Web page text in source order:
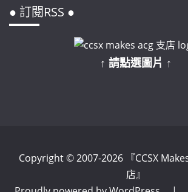
● 訂閱RSS ●
↑ 請點選圖片 ↑
Copyright © 2007-2026 『CCSX
店』